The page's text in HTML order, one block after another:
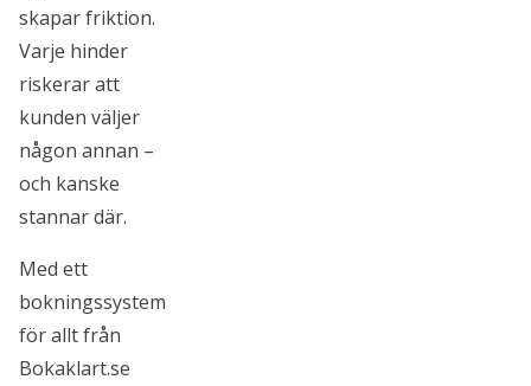
skapar friktion.
Varje hinder
riskerar att
kunden väljer
någon annan –
och kanske
stannar där.
Med ett
bokningssystem
för allt från
Bokaklart.se